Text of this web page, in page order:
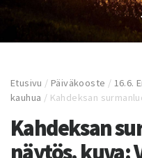
Etusivu /Päiväkooste / 16.6.
kauhua / Kahdeksan
Kahdeksan
näytös. kuva: